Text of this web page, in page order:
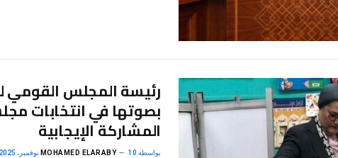
رئيسة المجلس القومي
بصوتها في انتخابات
المشاركة الإيجابية
بواسطة MOHAMED ELARABY 10 نوفمبر، 2025